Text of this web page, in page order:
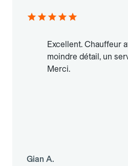
Excellent. Chauffeur
moindre détail, un
Merci.
Gian A.